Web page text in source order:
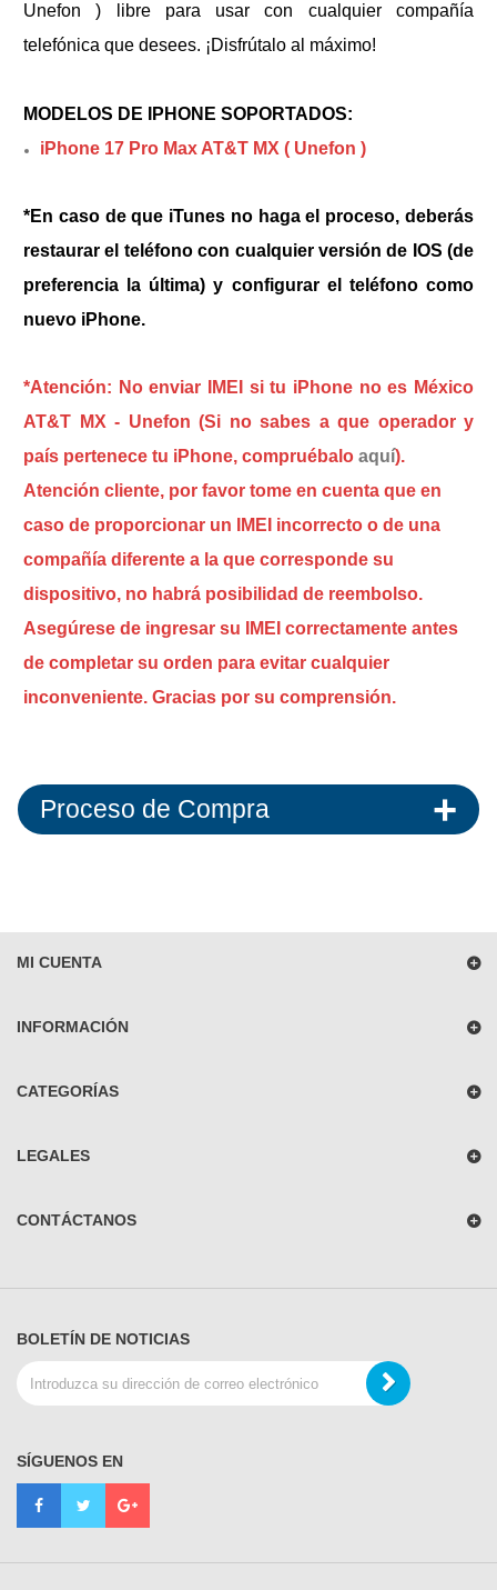
Unefon ) libre para usar con cualquier compañía
telefónica que desees. ¡Disfrútalo al máximo!
MODELOS DE IPHONE SOPORTADOS:
iPhone 17 Pro Max AT&T MX ( Unefon )
*En caso de que iTunes no haga el proceso, deberás
restaurar el teléfono con cualquier versión de IOS (de
preferencia la última) y configurar el teléfono como
nuevo iPhone.
*Atención: No enviar IMEI si tu iPhone no es México
AT&T MX - Unefon (Si no sabes a que operador y
país pertenece tu iPhone, compruébalo aquí).
Atención cliente, por favor tome en cuenta que en
caso de proporcionar un IMEI incorrecto o de una
compañía diferente a la que corresponde su
dispositivo, no habrá posibilidad de reembolso.
Asegúrese de ingresar su IMEI correctamente antes
de completar su orden para evitar cualquier
inconveniente. Gracias por su comprensión.
Proceso de Compra
MI CUENTA
INFORMACIÓN
CATEGORÍAS
LEGALES
CONTÁCTANOS
BOLETÍN DE NOTICIAS
SÍGUENOS EN